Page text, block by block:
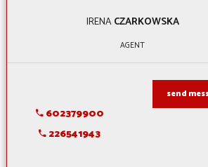
IRENACZARKOWSKA
AGENT
602379900
226541943
send